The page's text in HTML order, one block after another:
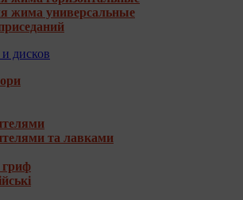
жима универсальные
дисков
та лавками
гриф